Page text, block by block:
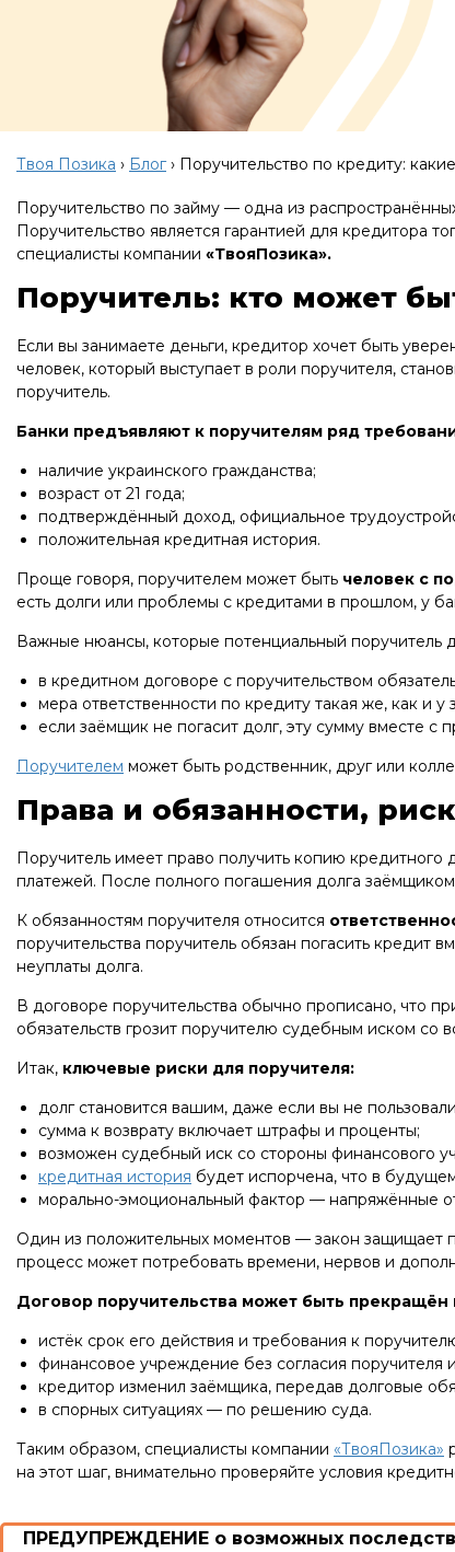
Твоя Позика › Блог› Поручительство по кредиту:
Поручительство по займу — одна из
Поручительство является гарантией для кредитора
специалисты компании «ТвояПозика».
Поручитель: кто может
Если вы занимаете деньги, кредитор хочет быть
человек, который выступает в роли поручителя,
поручитель.
Банки предъявляют к поручителям ряд
наличие украинского гражданства;
возраст от 21 года;
подтверждённый доход, официальное
положительная кредитная история.
Проще говоря, поручителем может быть человек с
есть долги или проблемы с кредитами в прошлом, у
Важные нюансы, которые потенциальный поручитель
в кредитном договоре с поручительством
мера ответственности по кредиту такая же, как и у
если заёмщик не погасит долг, эту сумму вместе
Поручителем может быть родственник, друг или
Права и обязанности,
Поручитель имеет право получить копию
платежей. После полного погашения долга
К обязанностям поручителя относится
поручительства поручитель обязан погасить кредит
неуплаты долга.
В договоре поручительства обычно прописано, что
обязательств грозит поручителю судебным иском со
Итак, ключевые риски для поручителя:
долг становится вашим, даже если вы не
сумма к возврату включает штрафы и проценты;
возможен судебный иск со стороны финансового
кредитная история будет испорчена, что в
морально-эмоциональный фактор — напряжённые
Один из положительных моментов — закон защищает
процесс может потребовать времени, нервов и
Договор поручительства может быть прекращён
истёк срок его действия и требования к
финансовое учреждение без согласия поручителя
кредитор изменил заёмщика, передав долговые
в спорных ситуациях — по решению суда.
Таким образом, специалисты компании «ТвояПозика»
на этот шаг, внимательно проверяйте условия
ПРЕДУПРЕЖДЕНИЕ о возможных